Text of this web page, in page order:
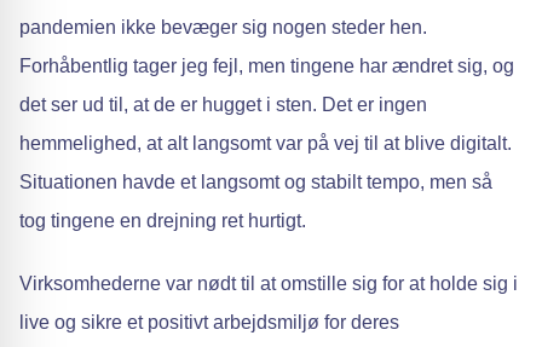
pandemien ikke bevæger sig nogen steder hen.
Forhåbentlig tager jeg fejl, men tingene har ændret sig, og
det ser ud til, at de er hugget i sten. Det er ingen
hemmelighed, at alt langsomt var på vej til at blive digitalt.
Situationen havde et langsomt og stabilt tempo, men så
tog tingene en drejning ret hurtigt.
Virksomhederne var nødt til at omstille sig for at holde sig i
live og sikre et positivt arbejdsmiljø for deres